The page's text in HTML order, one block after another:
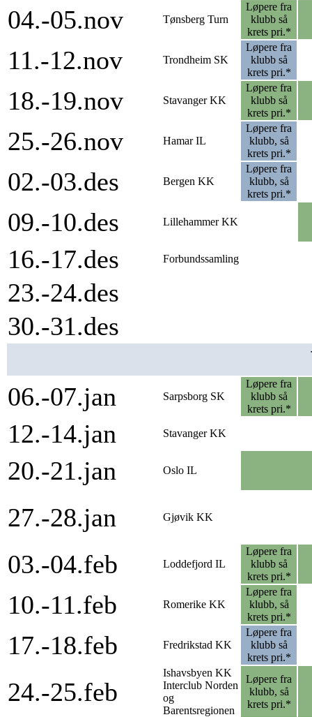
04.-05.nov Tønsberg Turn
Løpere fra
klubb så
krets pri.*
11.-12.nov Trondheim SK
Løpere fra
klubb så
krets pri.*
18.-19.nov Stavanger KK
Løpere fra
klubb så
krets pri.*
25.-26.nov Hamar IL
Løpere fra
klubb, så
krets pri.*
02.-03.des Bergen KK
Løpere fra
klubb, så
krets pri.*
09.-10.des Lillehammer KK
16.-17.des Forbundssamling
23.-24.des
30.-31.des
06.-07.jan
Sarpsborg SK
Løpere fra
klubb så
krets pri.*
12.-14.jan Stavanger KK
20.-21.jan Oslo IL
27.-28.jan Gjøvik KK
03.-04.feb Loddefjord IL
Løpere fra
klubb så
krets pri.*
10.-11.feb Romerike KK
Løpere fra
klubb, så
krets pri.*
17.-18.feb Fredrikstad KK
Løpere fra
klubb så
krets pri.*
24.-25.feb
Ishavsbyen KK
Interclub Norden
og
Barentsregionen
Løpere fra
klubb, så
krets pri.*